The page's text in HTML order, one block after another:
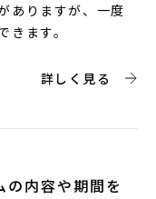
ありますが、一度
きます。
詳しく見る
内容や期間を